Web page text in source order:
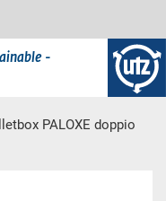
-
PALOXE doppio